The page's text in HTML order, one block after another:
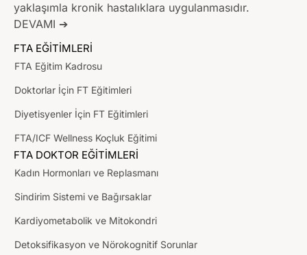
yaklaşımla kronik hastalıklara uygulanmasıdır.
DEVAMI ➔
FTA EĞİTİMLERİ
FTA Eğitim Kadrosu
Doktorlar İçin FT Eğitimleri
Diyetisyenler İçin FT Eğitimleri
FTA/ICF Wellness Koçluk Eğitimi
FTA DOKTOR EĞİTİMLERİ
Kadın Hormonları ve Replasmanı
Sindirim Sistemi ve Bağırsaklar
Kardiyometabolik ve Mitokondri
Detoksifikasyon ve Nörokognitif Sorunlar